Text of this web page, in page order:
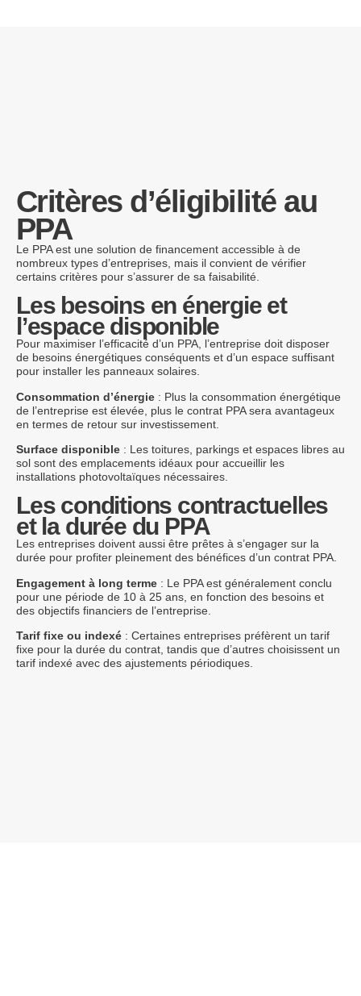
Critères d’éligibilité au
PPA
Le PPA est une solution de financement accessible à de
nombreux types d’entreprises, mais il convient de vérifier
certains critères pour s’assurer de sa faisabilité.
Les besoins en énergie et
l’espace disponible
Pour maximiser l’efficacité d’un PPA, l’entreprise doit disposer
de besoins énergétiques conséquents et d’un espace suffisant
pour installer les panneaux solaires.
Consommation d’énergie : Plus la consommation énergétique
de l’entreprise est élevée, plus le contrat PPA sera avantageux
en termes de retour sur investissement.
Surface disponible : Les toitures, parkings et espaces libres au
sol sont des emplacements idéaux pour accueillir les
installations photovoltaïques nécessaires.
Les conditions contractuelles
et la durée du PPA
Les entreprises doivent aussi être prêtes à s’engager sur la
durée pour profiter pleinement des bénéfices d’un contrat PPA.
Engagement à long terme : Le PPA est généralement conclu
pour une période de 10 à 25 ans, en fonction des besoins et
des objectifs financiers de l’entreprise.
Tarif fixe ou indexé : Certaines entreprises préfèrent un tarif
fixe pour la durée du contrat, tandis que d’autres choisissent un
tarif indexé avec des ajustements périodiques.